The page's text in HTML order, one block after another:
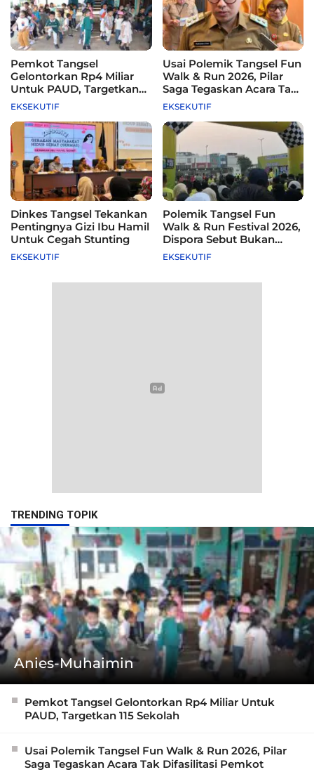
Pemkot Tangsel
Gelontorkan Rp4 Miliar
Untuk PAUD, Targetkan
115 Sekolah
EKSEKUTIF
Usai Polemik Tangsel Fun
Walk & Run 2026, Pilar
Saga Tegaskan Acara Tak
Difasilitasi Pemkot
EKSEKUTIF
Dinkes Tangsel Tekankan
Pentingnya Gizi Ibu Hamil
Untuk Cegah Stunting
EKSEKUTIF
Polemik Tangsel Fun
Walk & Run Festival 2026,
Dispora Sebut Bukan
Agenda Pemkot
EKSEKUTIF
TRENDING TOPIK
Anies-Muhaimin
Pemkot Tangsel Gelontorkan Rp4 Miliar Untuk
PAUD, Targetkan 115 Sekolah
Usai Polemik Tangsel Fun Walk & Run 2026, Pilar
Saga Tegaskan Acara Tak Difasilitasi Pemkot